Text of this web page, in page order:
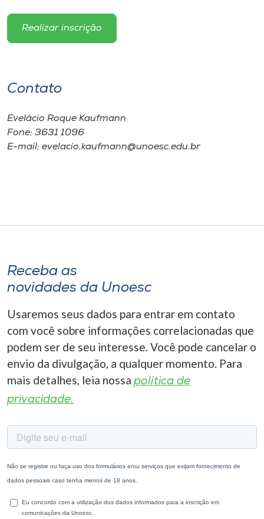
Realizar inscrição
Contato
Evelácio Roque Kaufmann
Fone: 3631 1096
E-mail: evelacio.kaufmann@unoesc.edu.br
Receba as
novidades da Unoesc
Usaremos seus dados para entrar em contato
com você sobre informações correlacionadas que
podem ser de seu interesse. Você pode cancelar o
envio da divulgação, a qualquer momento. Para
mais detalhes, leia nossa política de
privacidade.